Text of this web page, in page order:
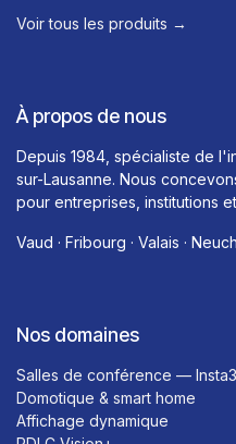
Voir tous les produits →​
À propos de nous
Depuis 1984, spécialiste de
sur-Lausanne. Nous
pour entreprises, institutions
Vaud · Fribourg · Valais ·
Nos domaines
Salles de conférence —
Domotique & smart home
Affichage dynamique